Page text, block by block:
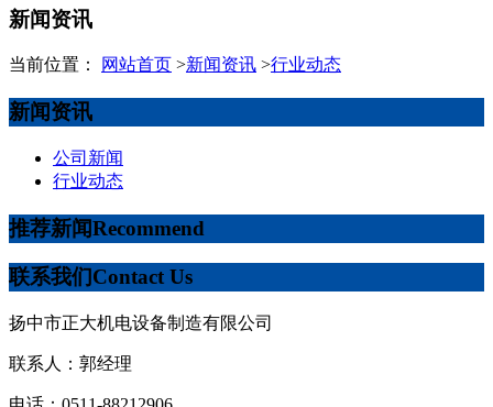
新闻资讯
当前位置： 网站首页 >新闻资讯 >行业动态
新闻资讯
公司新闻
行业动态
推荐新闻Recommend
联系我们Contact Us
扬中市正大机电设备制造有限公司
联系人：郭经理